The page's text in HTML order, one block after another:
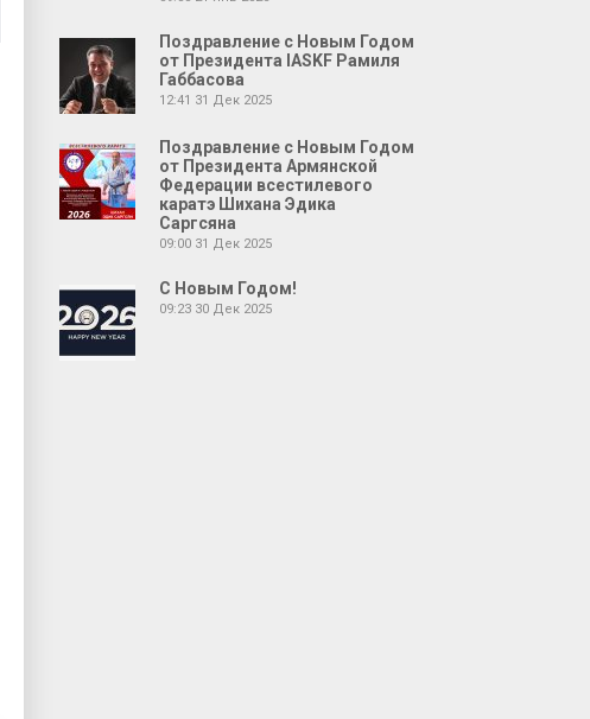
Поздравление с Новым Годом
от Президента IASKF Рамиля
Габбасова
12:41 31 Дек 2025
Поздравление с Новым Годом
от Президента Армянской
Федерации всестилевого
каратэ Шихана Эдика
Саргсяна
09:00 31 Дек 2025
С Новым Годом!
09:23 30 Дек 2025